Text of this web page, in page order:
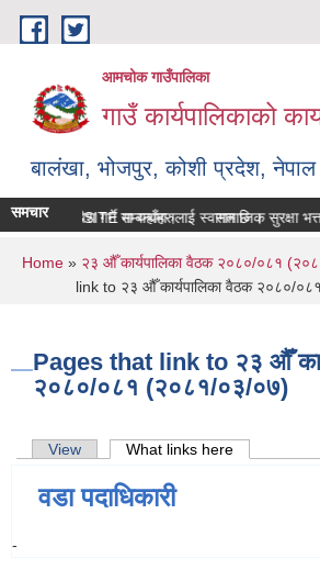
Skip to main content
आमचोक गाउँपालिका
गाउँ कार्यपालिकाको
बालंखा, भोजपुर, कोशी प्रदेश, नेपाल
WEBSITE मा यहाँहरुलाई स्वागत छ ।
समचारविवरण पेश गर्ने सम्बन्धमा। सामाजिक सुरक्षा
You are here
Home » २३ औँ कार्यपालिका वैठक २०८०/०८१
link to २३ औँ कार्यपालिका वैठक २०८०/
Pages that link to २३ औँ
२०८०/०८१ (२०८१/०३/०७)
Primary tabs
View What links here
वडा पदाधिकारी
-